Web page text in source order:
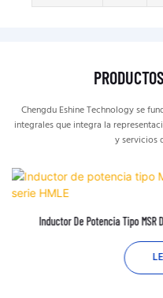
Chengdu Eshine Technology se
integrales que integra la
y servicios
Inductor De Potencia Tipo MSR